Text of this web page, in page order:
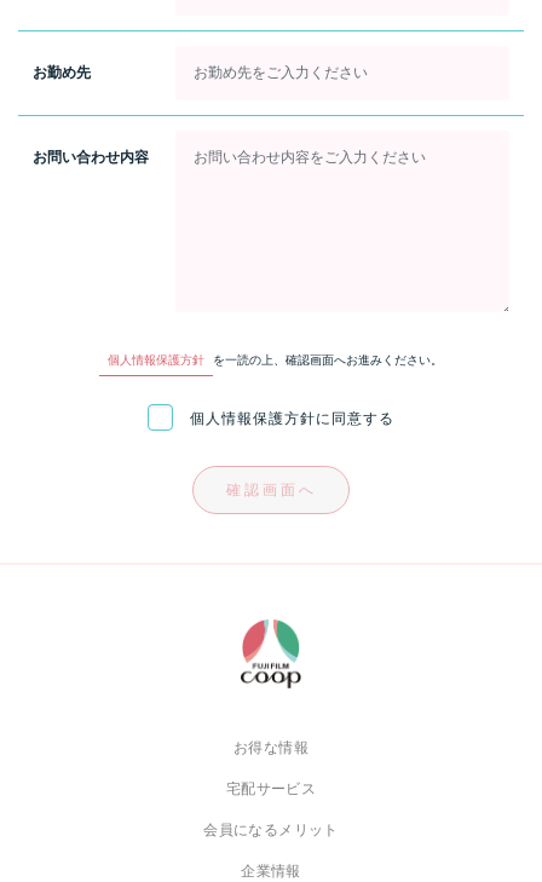
お勤め先
お問い合わせ内容
個人情報保護方針 を一読の上、確認画面へお進みください。
個人情報保護方針に同意する
確認画面へ
お得な情報
宅配サービス
会員になるメリット
企業情報